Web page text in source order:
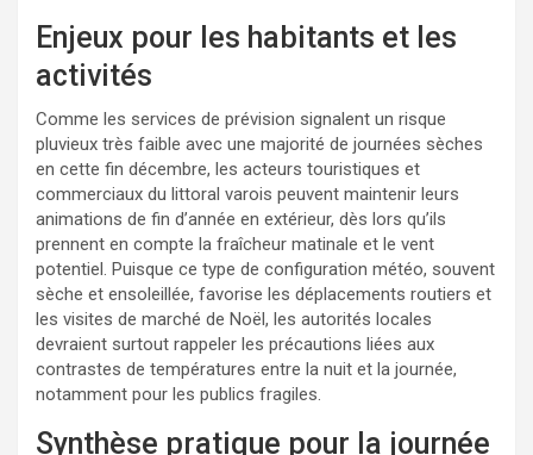
Enjeux pour les habitants et les
activités
Comme les services de prévision signalent un risque
pluvieux très faible avec une majorité de journées sèches
en cette fin décembre, les acteurs touristiques et
commerciaux du littoral varois peuvent maintenir leurs
animations de fin d’année en extérieur, dès lors qu’ils
prennent en compte la fraîcheur matinale et le vent
potentiel. Puisque ce type de configuration météo, souvent
sèche et ensoleillée, favorise les déplacements routiers et
les visites de marché de Noël, les autorités locales
devraient surtout rappeler les précautions liées aux
contrastes de températures entre la nuit et la journée,
notamment pour les publics fragiles.
Synthèse pratique pour la journée